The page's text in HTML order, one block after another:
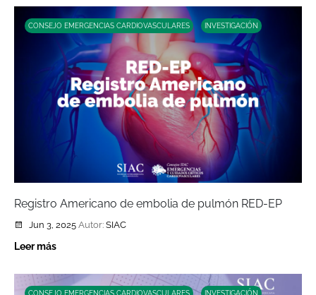
CONSEJO EMERGENCIAS CARDIOVASCULARES INVESTIGACIÓN
Registro Americano de embolia de pulmón RED-EP
Jun 3, 2025 Autor: SIAC
Leer más
CONSEJO EMERGENCIAS CARDIOVASCULARES INVESTIGACIÓN